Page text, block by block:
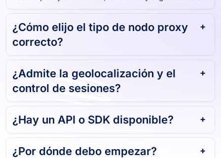
¿Cómo elijo el tipo de nodo proxy
correcto?
¿Admite la geolocalización y el
control de sesiones?
¿Hay un API o SDK disponible?
¿Por dónde debo empezar?